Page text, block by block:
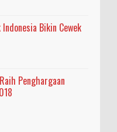
Bikin Cewek
Penghargaan